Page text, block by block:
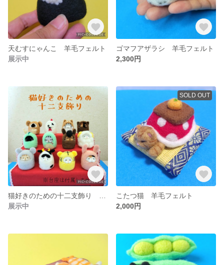
天むすにゃんこ 羊毛フェルト
展示中
ゴマフアザラシ 羊毛フェルト
2,300円
展示中
SOLD OUT
こたつ猫 羊毛フェルト
2,000円